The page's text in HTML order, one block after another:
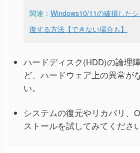
関連： Windows10/11の破損した
復する方法【できない場合も】
ハードディスク(HDD)の論理
ど、ハードウェア上の異常が
い。
システムの復元やリカバリ、
ストールを試してみてください